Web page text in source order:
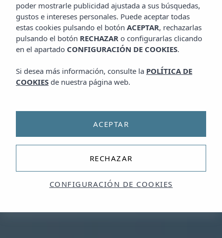
poder mostrarle publicidad ajustada a sus búsquedas,
gustos e intereses personales. Puede aceptar todas
estas cookies pulsando el botón ACEPTAR, rechazarlas
pulsando el botón RECHAZAR o configurarlas clicando
en el apartado CONFIGURACIÓN DE COOKIES.
Si desea más información, consulte la POLÍTICA DE
COOKIES de nuestra página web.
CONFIGURACIÓN DE COOKIES
RECHAZAR
ACEPTAR